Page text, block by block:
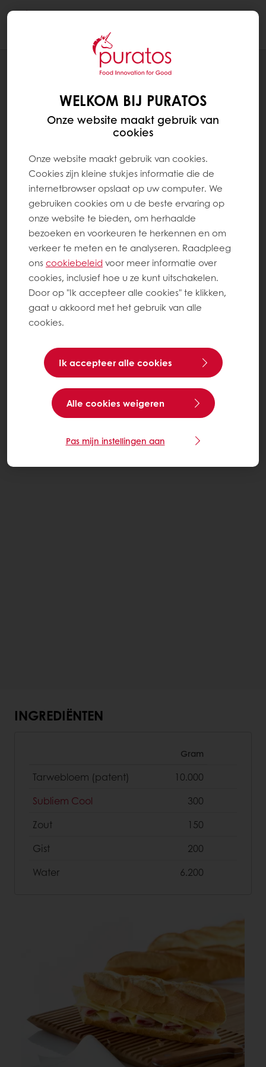
INGREDIËNTEN
Gram
Tarwebloem (patent)
10.000
Subliem Cool
300
Zout
150
Gist
200
Water
6.200
WELKOM BIJ PURATOS
Onze website maakt gebruik van
cookies
Onze website maakt gebruik van cookies.
Cookies zijn kleine stukjes informatie die de
internetbrowser opslaat op uw computer. We
gebruiken cookies om u de beste ervaring op
onze website te bieden, om herhaalde
bezoeken en voorkeuren te herkennen en om
verkeer te meten en te analyseren. Raadpleeg
onscookiebeleid voor meer informatie over
cookies, inclusief hoe u ze kunt uitschakelen.
Door op "Ik accepteer alle cookies" te klikken,
gaat u akkoord met het gebruik van alle
cookies.
Ik accepteer alle cookies
Alle cookies weigeren
Pas mijn instellingen aan